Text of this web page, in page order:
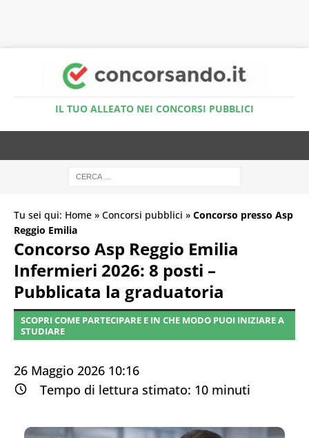
IL TUO ALLEATO NEI CONCORSI PUBBLICI
Tu sei qui: Home » Concorsi pubblici » Concorso presso Asp
Reggio Emilia
Concorso Asp Reggio Emilia
Infermieri 2026: 8 posti –
Pubblicata la graduatoria
SCOPRI COME PARTECIPARE E IN CHE MODO PUOI INIZIARE A
STUDIARE
26 Maggio 2026 10:16
Tempo di lettura stimato: 10 minuti